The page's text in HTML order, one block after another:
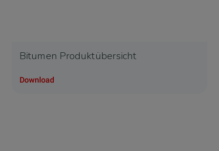
Bitumen Produktübersicht
Download